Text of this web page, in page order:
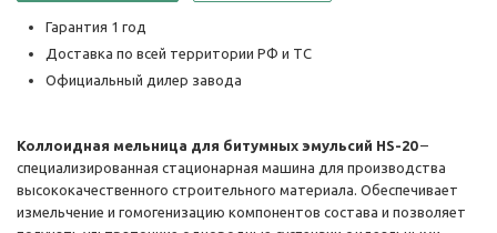
Гарантия 1 год
Доставка по всей территории РФ и ТС
Официальный дилер завода
Коллоидная мельница для битумных эмульсий HS-20–
специализированная стационарная машина для производства
высококачественного строительного материала. Обеспечивает
измельчение и гомогенизацию компонентов состава и позволяет